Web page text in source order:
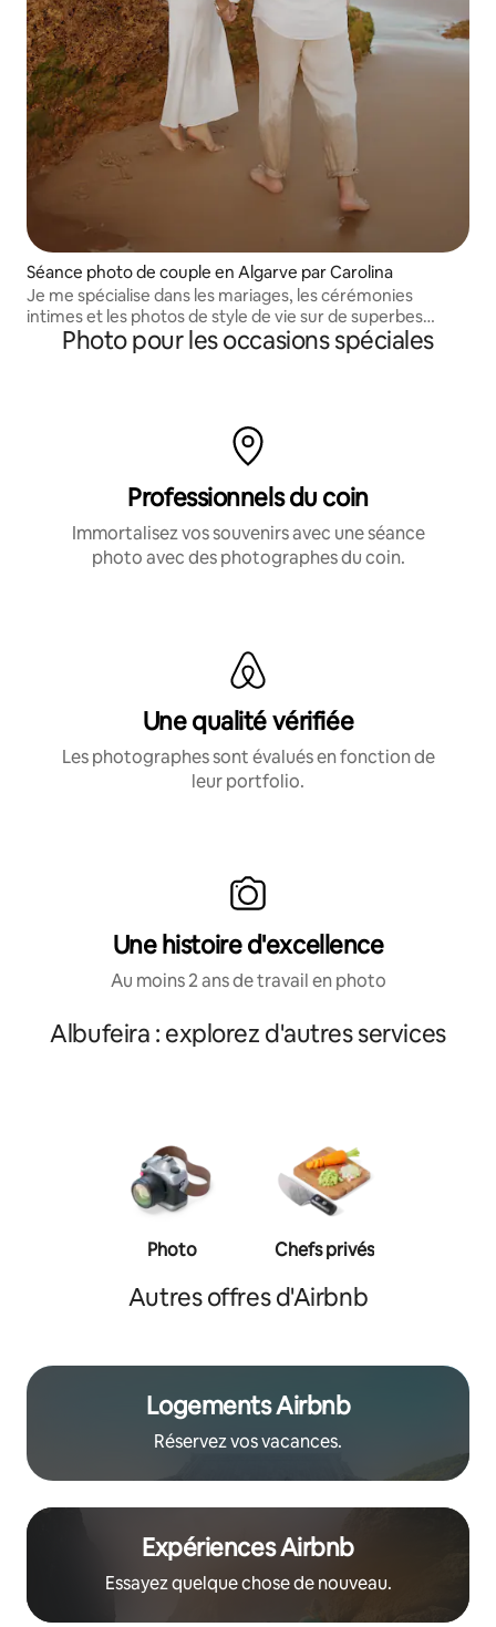
Séance photo de couple en Algarve par Carolina
Je me spécialise dans les mariages, les cérémonies
intimes et les photos de style de vie sur de superbes
plages et falaises.
Photo pour les occasions spéciales
Professionnels du coin
Immortalisez vos souvenirs avec une séance
photo avec des photographes du coin.
Une qualité vérifiée
Les photographes sont évalués en fonction de
leur portfolio.
Une histoire d'excellence
Au moins 2 ans de travail en photo
Albufeira : explorez d'autres services
Photo Chefs privés
Autres offres d'Airbnb
Logements Airbnb
Réservez vos vacances.
Expériences Airbnb
Essayez quelque chose de nouveau.